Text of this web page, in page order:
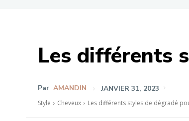
Les différents
Par AMANDIN JANVIER 31, 2023
Style Cheveux Les différents styles de dégradé